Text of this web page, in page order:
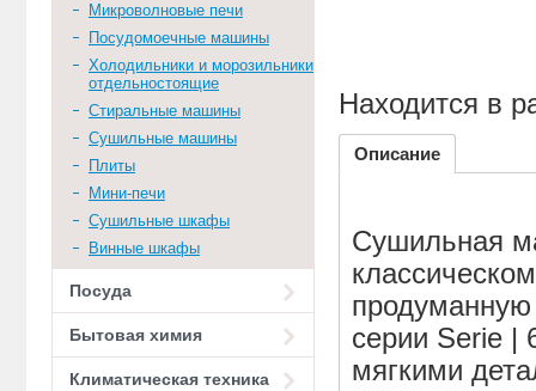
Микроволновые печи
Посудомоечные машины
Холодильники и морозильники
отдельностоящие
Стиральные машины
Сушильные машины
Плиты
Мини-печи
Сушильные шкафы
Винные шкафы
Посуда
Бытовая химия
Климатическая техника
Находится в
Описание
Сушильная
продуманную
серии Serie |
мягкими